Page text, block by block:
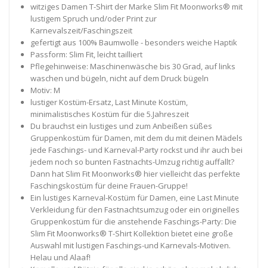
witziges Damen T-Shirt der Marke Slim Fit Moonworks® mit
lustigem Spruch und/oder Print zur
Karnevalszeit/Faschingszeit
gefertigt aus 100% Baumwolle - besonders weiche Haptik
Passform: Slim Fit, leicht tailliert
Pflegehinweise: Maschinenwäsche bis 30 Grad, auf links
waschen und bügeln, nicht auf dem Druck bügeln
Motiv: M
lustiger Kostüm-Ersatz, Last Minute Kostüm,
minimalistisches Kostüm für die 5.Jahreszeit
Du brauchst ein lustiges und zum Anbeißen süßes
Gruppenkostüm für Damen, mit dem du mit deinen Mädels
jede Faschings- und Karneval-Party rockst und ihr auch bei
jedem noch so bunten Fastnachts-Umzug richtig auffallt?
Dann hat Slim Fit Moonworks® hier vielleicht das perfekte
Faschingskostüm für deine Frauen-Gruppe!
Ein lustiges Karneval-Kostüm für Damen, eine Last Minute
Verkleidung für den Fastnachtsumzug oder ein originelles
Gruppenkostüm für die anstehende Faschings-Party: Die
Slim Fit Moonworks® T-Shirt Kollektion bietet eine große
Auswahl mit lustigen Faschings-und Karnevals-Motiven.
Helau und Alaaf!